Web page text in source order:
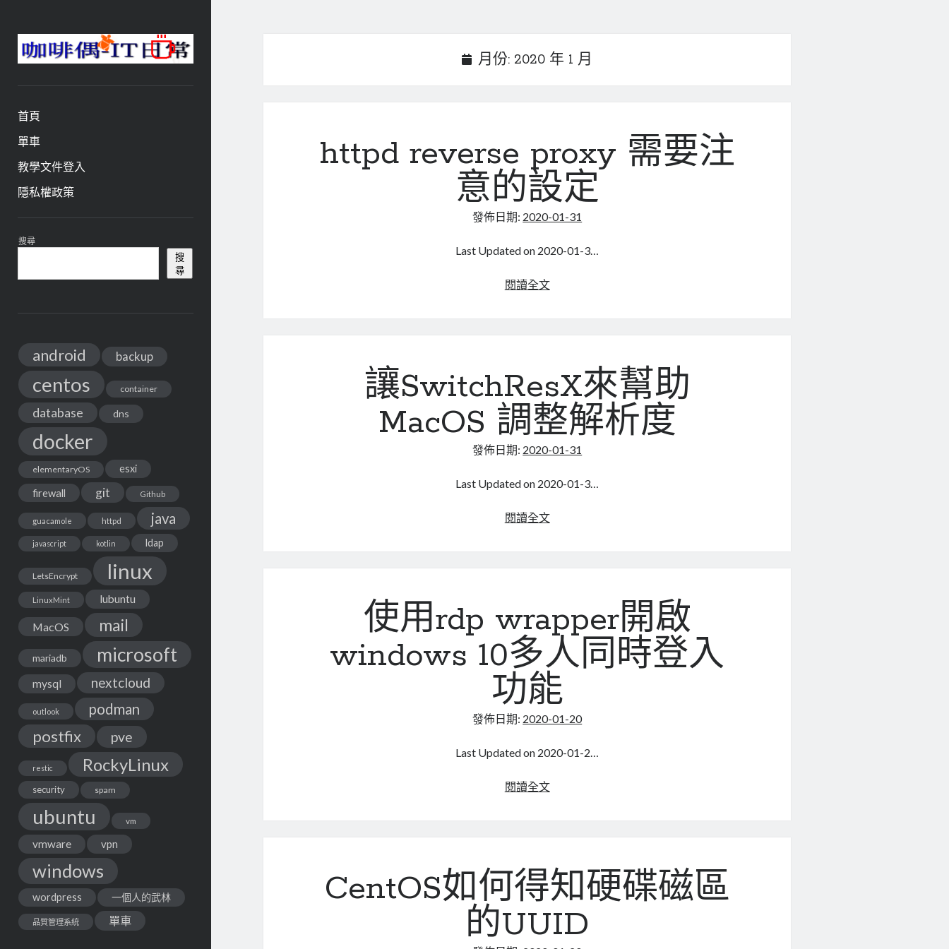
咖
啡
與
IT
日
常
首頁
單車
教學文件登入
隱私權政策
資
訊
欄
搜尋
搜
尋
android backup
centos container
database dns
docker
elementaryOS esxi
firewall git Github
guacamole httpd java
javascript kotlin ldap
LetsEncrypt linux
LinuxMint lubuntu
MacOS mail
mariadb microsoft
mysql nextcloud
outlook podman
postfix pve
restic RockyLinux
security spam
ubuntu vm
vmware vpn
windows
wordpress 一個人的武林
品質管理系統 單車
月份: 2020 年 1 月
httpd reverse proxy 需要注
意的設定
發佈日期: 2020-01-31
Last Updated on 2020-01-3…
閱讀全文httpd
意
的
設
定
讓SwitchResX來幫助
MacOS 調整解析度
發佈日期: 2020-01-31
Last Updated on 2020-01-3…
閱讀全文讓
調
整
解
析
度
使用rdp wrapper開啟
windows 10多人同時登入
功能
發佈日期: 2020-01-20
Last Updated on 2020-01-2…
閱讀全文使
啟
windows
10
人
CentOS如何得知硬碟磁區
的UUID